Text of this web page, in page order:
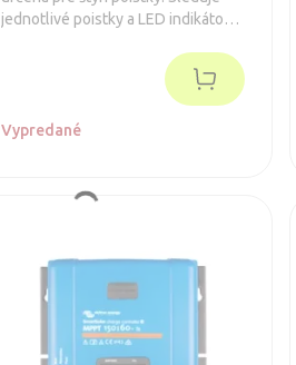
jednotlivé poistky a LED indikátor
sú stave. Predĺžená záruka 5 rokov.
Vypredané